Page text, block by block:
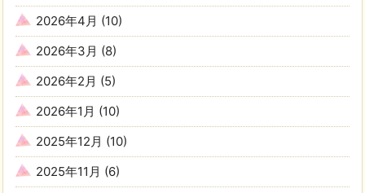
2026年4月 (10)
2026年3月 (8)
2026年2月 (5)
2026年1月 (10)
2025年12月 (10)
2025年11月 (6)